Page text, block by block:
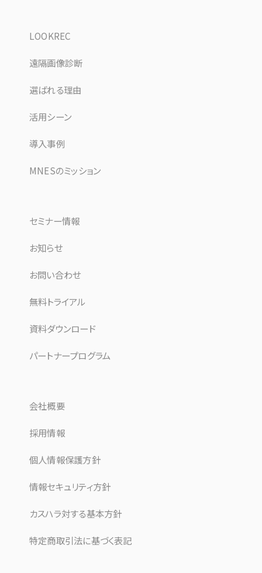
LOOKREC
遠隔画像診断
選ばれる理由
活用シーン
導入事例
MNESのミッション
セミナー情報
お知らせ
お問い合わせ
無料トライアル
資料ダウンロード
パートナープログラム
会社概要
採用情報
個人情報保護方針
情報セキュリティ方針
カスハラ対する基本方針
特定商取引法に基づく表記